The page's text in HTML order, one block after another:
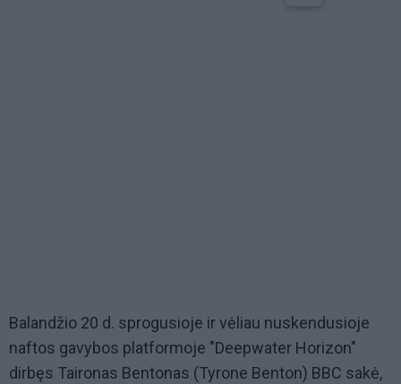
Balandžio 20 d. sprogusioje ir vėliau nuskendusioje
naftos gavybos platformoje "Deepwater Horizon"
dirbęs Taironas Bentonas (Tyrone Benton) BBC sakė,